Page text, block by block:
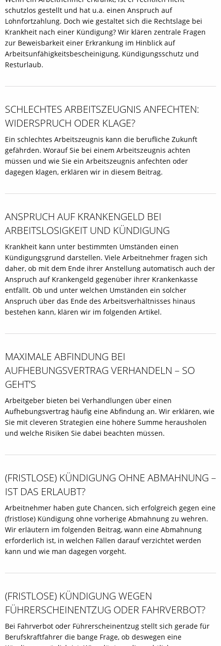
schutzlos gestellt und hat u.a. einen Anspruch auf
Lohnfortzahlung. Doch wie gestaltet sich die Rechtslage bei
Krankheit nach einer Kündigung? Wir klären zentrale Fragen
zur Beweisbarkeit einer Erkrankung im Hinblick auf
Arbeitsunfähigkeitsbescheinigung, Kündigungsschutz und
Resturlaub.
SCHLECHTES ARBEITSZEUGNIS ANFECHTEN:
WIDERSPRUCH ODER KLAGE?
Ein schlechtes Arbeitszeugnis kann die berufliche Zukunft
gefährden. Worauf Sie bei einem Arbeitszeugnis achten
müssen und wie Sie ein Arbeitszeugnis anfechten oder
dagegen klagen, erklären wir in diesem Beitrag.
ANSPRUCH AUF KRANKENGELD BEI
ARBEITSLOSIGKEIT UND KÜNDIGUNG
Krankheit kann unter bestimmten Umständen einen
Kündigungsgrund darstellen. Viele Arbeitnehmer fragen sich
daher, ob mit dem Ende ihrer Anstellung automatisch auch der
Anspruch auf Krankengeld gegenüber ihrer Krankenkasse
entfällt. Ob und unter welchen Umständen ein solcher
Anspruch über das Ende des Arbeitsverhältnisses hinaus
bestehen kann, klären wir im folgenden Artikel.
MAXIMALE ABFINDUNG BEI
AUFHEBUNGSVERTRAG VERHANDELN – SO
GEHT’S
Arbeitgeber bieten bei Verhandlungen über einen
Aufhebungsvertrag häufig eine Abfindung an. Wir erklären, wie
Sie mit cleveren Strategien eine höhere Summe herausholen
und welche Risiken Sie dabei beachten müssen.
(FRISTLOSE) KÜNDIGUNG OHNE ABMAHNUNG –
IST DAS ERLAUBT?
Arbeitnehmer haben gute Chancen, sich erfolgreich gegen eine
(fristlose) Kündigung ohne vorherige Abmahnung zu wehren.
Wir erläutern im folgenden Beitrag, wann eine Abmahnung
erforderlich ist, in welchen Fällen darauf verzichtet werden
kann und wie man dagegen vorgeht.
(FRISTLOSE) KÜNDIGUNG WEGEN
FÜHRERSCHEINENTZUG ODER FAHRVERBOT?
Bei Fahrverbot oder Führerscheinentzug stellt sich gerade für
Berufskraftfahrer die bange Frage, ob deswegen eine